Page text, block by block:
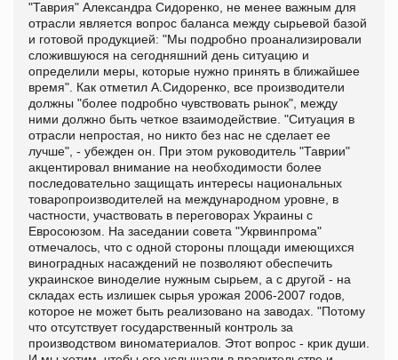
"Таврия" Александра Сидоренко, не менее важным для
отрасли является вопрос баланса между сырьевой базой
и готовой продукцией: "Мы подробно проанализировали
сложившуюся на сегодняшний день ситуацию и
определили меры, которые нужно принять в ближайшее
время". Как отметил А.Сидоренко, все производители
должны "более подробно чувствовать рынок", между
ними должно быть четкое взаимодействие. "Ситуация в
отрасли непростая, но никто без нас не сделает ее
лучше", - убежден он. При этом руководитель "Таврии"
акцентировал внимание на необходимости более
последовательно защищать интересы национальных
товаропроизводителей на международном уровне, в
частности, участвовать в переговорах Украины с
Евросоюзом. На заседании совета "Укрвинпрома"
отмечалось, что с одной стороны площади имеющихся
виноградных насаждений не позволяют обеспечить
украинское виноделие нужным сырьем, а с другой - на
складах есть излишек сырья урожая 2006-2007 годов,
которое не может быть реализовано на заводах. "Потому
что отсутствует государственный контроль за
производством виноматериалов. Этот вопрос - крик души.